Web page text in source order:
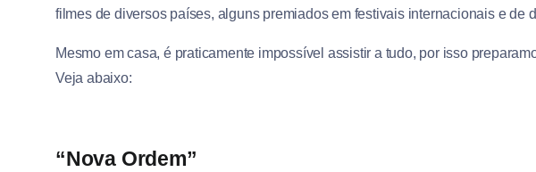
filmes de diversos países, alguns premiados em festivais internacionais e de
Mesmo em casa, é praticamente impossível assistir a tudo, por isso
Veja abaixo:
“Nova Ordem”